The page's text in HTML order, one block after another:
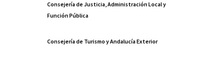
Consejería de Justicia, Administración Local y
Función Pública
Consejería de Turismo y Andalucía Exterior